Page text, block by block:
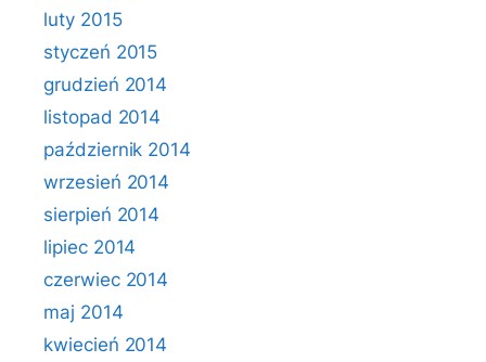
luty 2015
styczeń 2015
grudzień 2014
listopad 2014
październik 2014
wrzesień 2014
sierpień 2014
lipiec 2014
czerwiec 2014
maj 2014
kwiecień 2014